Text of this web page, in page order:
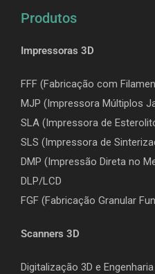
Produtos
Impressoras 3D
FFF (Fabricação com
MJP (Impressora Múltiplos
SLA (Impressora de
SLS (Impressora de
DMP (Impressão Direta no
DLP/LCD
FGF (Fabricação Granular
Scanners 3D
Digitalização 3D e